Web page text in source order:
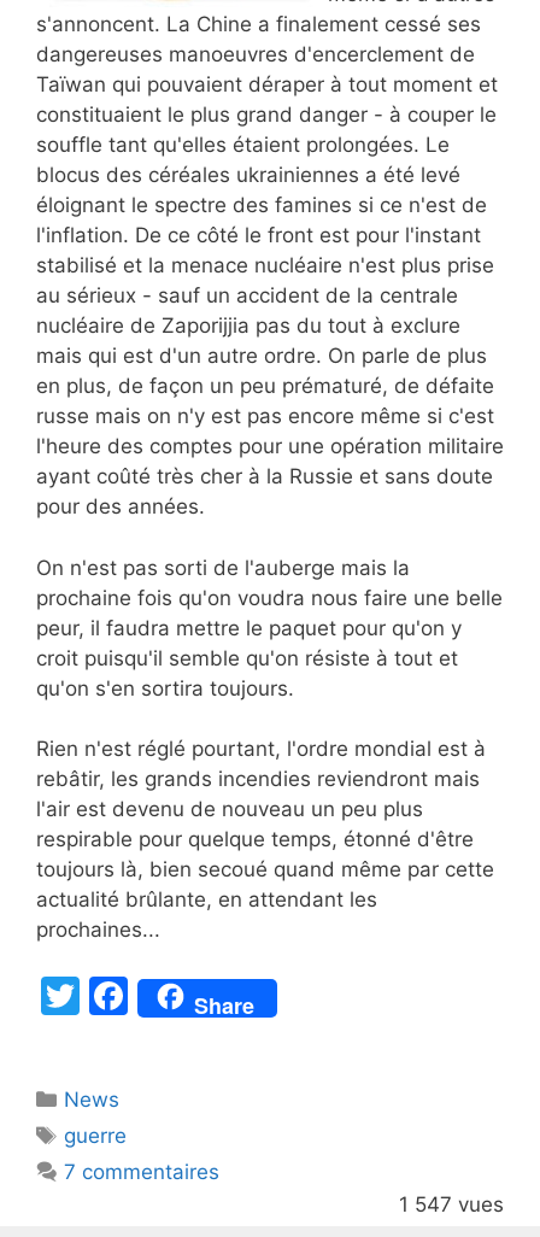
s'annoncent. La Chine a finalement cessé ses
dangereuses manoeuvres d'encerclement de
Taïwan qui pouvaient déraper à tout moment et
constituaient le plus grand danger - à couper le
souffle tant qu'elles étaient prolongées. Le
blocus des céréales ukrainiennes a été levé
éloignant le spectre des famines si ce n'est de
l'inflation. De ce côté le front est pour l'instant
stabilisé et la menace nucléaire n'est plus prise
au sérieux - sauf un accident de la centrale
nucléaire de Zaporijjia pas du tout à exclure
mais qui est d'un autre ordre. On parle de plus
en plus, de façon un peu prématuré, de défaite
russe mais on n'y est pas encore même si c'est
l'heure des comptes pour une opération militaire
ayant coûté très cher à la Russie et sans doute
pour des années.
On n'est pas sorti de l'auberge mais la
prochaine fois qu'on voudra nous faire une belle
peur, il faudra mettre le paquet pour qu'on y
croit puisqu'il semble qu'on résiste à tout et
qu'on s'en sortira toujours.
Rien n'est réglé pourtant, l'ordre mondial est à
rebâtir, les grands incendies reviendront mais
l'air est devenu de nouveau un peu plus
respirable pour quelque temps, étonné d'être
toujours là, bien secoué quand même par cette
actualité brûlante, en attendant les
prochaines...
T
er
F
a
o
Share
Catégories
News
Étiquettes
guerre
7 commentaires
1 547 vues